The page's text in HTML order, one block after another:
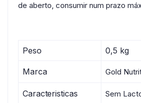
de aberto, consumir num prazo
Peso 0,5 kg
Marca Gold
Caracteristicas Sem